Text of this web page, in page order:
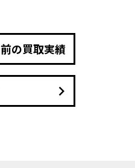
前の買取実績
keyboard_arrow_right